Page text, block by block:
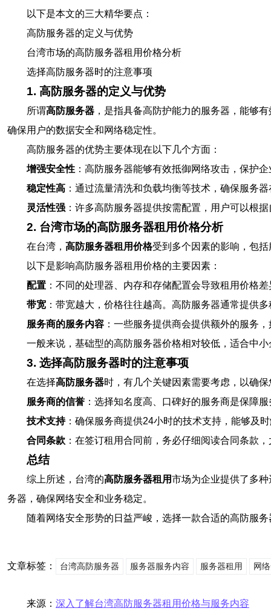
以下是本文的三大精华要点：
高防服务器的定义与优势
台湾市场的高防服务器租用价格分析
选择高防服务器时的注意事项
1. 高防服务器的定义与优势
所谓高防服务器 ，是指具备高防护能力的服务器，能够
确保用户的数据安全和网络稳定性。
高防服务器的优势主要体现在以下几个方面：
增强安全性 ：高防服务器能够有效抵御网络攻击，保护
稳定性高 ：通过流量清洗和负载均衡等技术，确保服务
灵活性强 ：许多高防服务器提供按需配置，用户可以根
2. 台湾市场的高防服务器租用价格分析
在台湾， 高防服务器租用价格受到多个因素的影响，包
以下是影响高防服务器租用价格的主要因素：
配置 ：不同的处理器、内存和存储配置会导致租用价格
带宽 ：带宽越大，价格往往越高。高防服务器通常提供
服务商的服务内容 ：一些服务提供商会提供额外的服务
一般来说，基础型的高防服务器价格相对较低，适合中
3. 选择高防服务器时的注意事项
在选择高防服务器时，有几个关键因素需要考虑，以确
服务商的信誉 ：选择知名度高、口碑好的服务商是保障
技术支持：确保服务商提供24小时的技术支持，能够及
合同条款 ：在签订租用合同前，务必仔细阅读合同条款
总结
综上所述，台湾的高防服务器租用市场为企业提供了多
务器，确保网络安全和业务稳定。
随着网络安全形势的日益严峻，选择一款合适的高防服
文章标签： 台湾高防服务器 服务器服务内容 服务器租用 网
来源： 深入了解台湾高防服务器租用价格与服务内容